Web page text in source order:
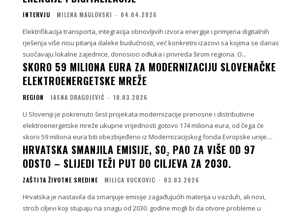
INTERVJU MILENA MAGLOVSKI - 04.04.2026
Elektrifikacija transporta, integracija obnovljivih izvora energije i primjena digitalnih
rješenja više nisu pitanja daleke budućnosti, već konkretni izazovi sa kojima se danas
suočavaju lokalne zajednice, donosioci odluka i privreda širom regiona. O...
SKORO 59 MILIONA EURA ZA MODERNIZACIJU SLOVENAČKE
ELEKTROENERGETSKE MREŽE
REGION JASNA DRAGOJEVIĆ - 10.03.2026
U Sloveniji je pokrenuto šest projekata modernizacije prenosne i distributivne
elektroenergetske mreže ukupne vrijednosti gotovo 174 miliona eura, od čega će
skoro 59 miliona eura biti obezbijeđeno iz Modernizacijskog fonda Evropske unije....
HRVATSKA SMANJILA EMISIJE, SO₂ PAO ZA VIŠE OD 97
ODSTO – SLIJEDI TEŽI PUT DO CILJEVA ZA 2030.
ZAŠTITA ŽIVOTNE SREDINE MILICA VUCKOVIC - 03.03.2026
Hrvatska je nastavila da smanjuje emisije zagađujućih materija u vazduh, ali novi,
stroži ciljevi koji stupaju na snagu od 2030. godine mogli bi da otvore probleme u